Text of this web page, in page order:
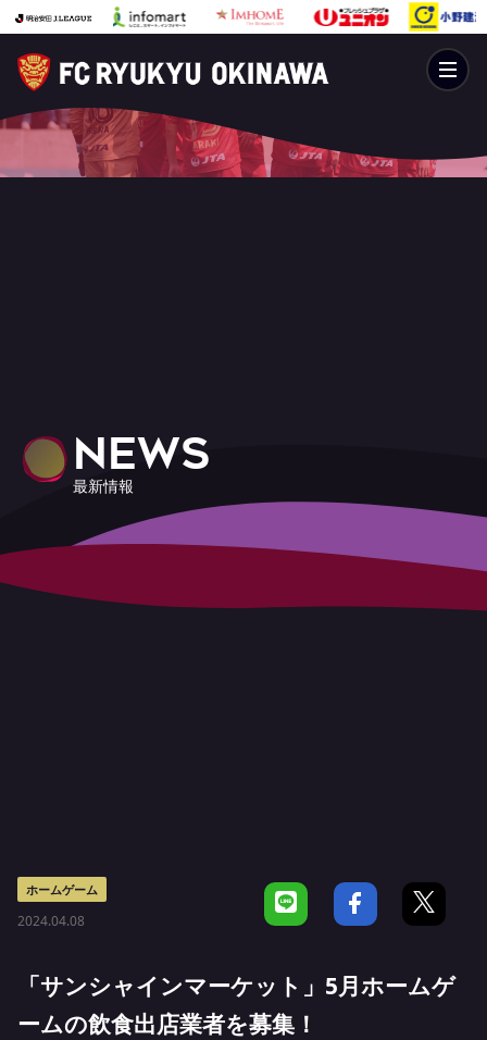
NEWS
最新情報
ホームゲーム
2024.04.08
「サンシャインマーケット」5月ホームゲ
ームの飲食出店業者を募集！